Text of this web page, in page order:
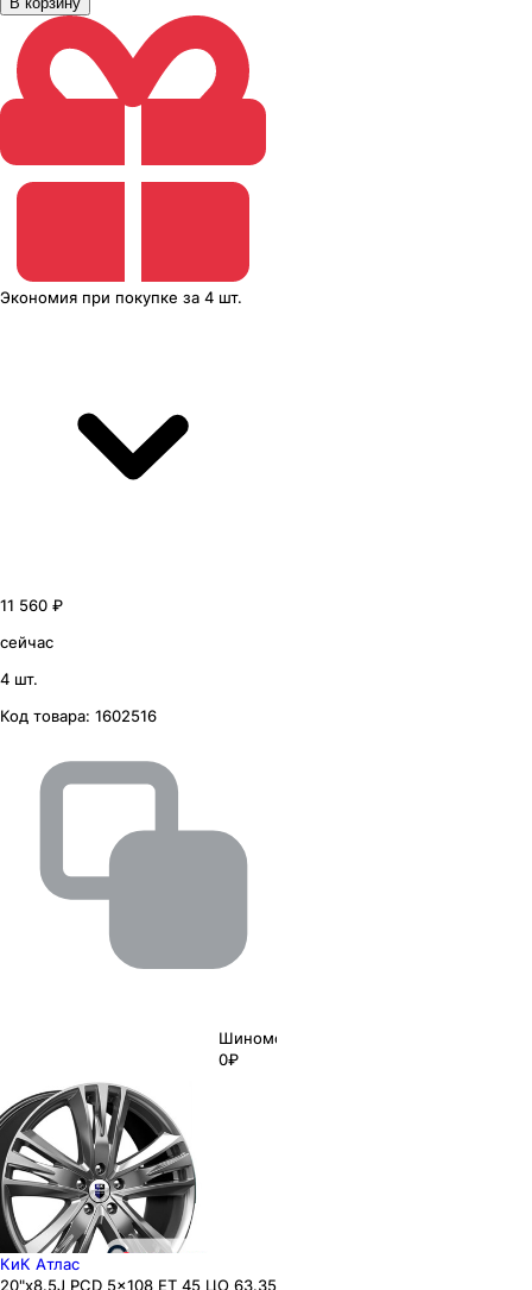
Экономия при покупке за 4 шт.
11 560 ₽
сейчас
4 шт.
Код товара: 1602516
Шиномонтаж
0₽
КиК Атлас
20"x8.5J PCD 5x108 ЕТ 45 ЦО 63.35